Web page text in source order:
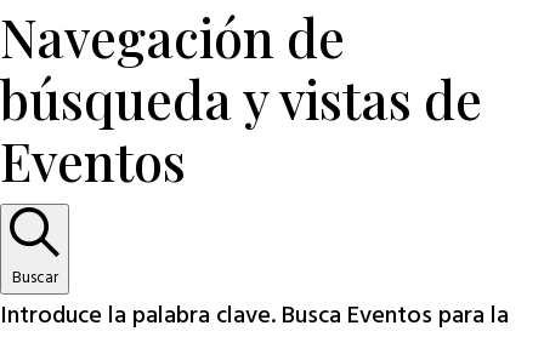
Navegación de
búsqueda y vistas de
Eventos
Buscar
Introduce la palabra clave. Busca Eventos para la